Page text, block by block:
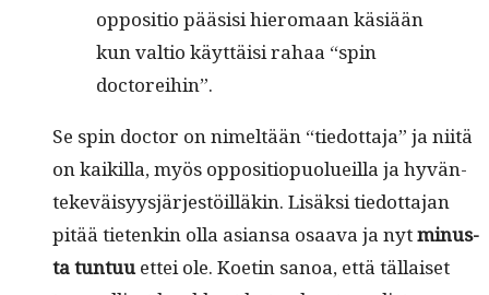
oppo­si­tio pää­sisi hiero­maan käsiään
kun val­tio käyt­täisi rahaa “spin
doctoreihin”.
Se spin doc­tor on nimeltään “tiedot­ta­ja” ja niitä
on kaikil­la, myös oppo­si­tiop­uolueil­la ja hyvän­
tekeväisyysjär­jestöil­läkin. Lisäk­si tiedot­ta­jan
pitää tietenkin olla asiansa osaa­va ja nytminus­
ta tun­tuuettei ole. Koetin sanoa, että täl­laiset